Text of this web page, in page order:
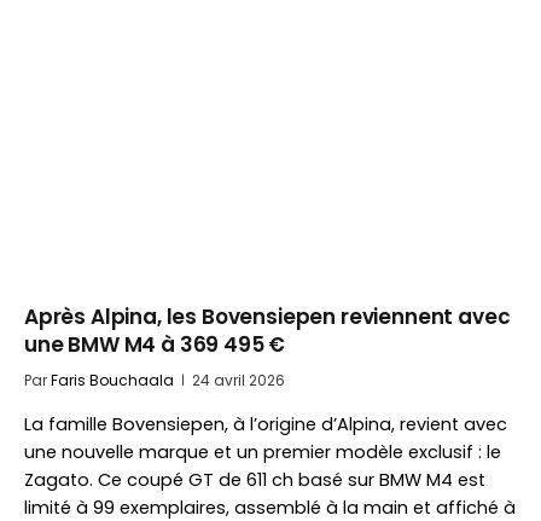
Après Alpina, les Bovensiepen reviennent avec
une BMW M4 à 369 495 €
ParFaris Bouchaala 24 avril 2026
La famille Bovensiepen, à l’origine d’Alpina, revient avec
une nouvelle marque et un premier modèle exclusif : le
Zagato. Ce coupé GT de 611 ch basé sur BMW M4 est
limité à 99 exemplaires, assemblé à la main et affiché à